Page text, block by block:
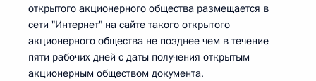
открытого акционерного общества размещается в
сети "Интернет" на сайте такого открытого
акционерного общества не позднее чем в течение
пяти рабочих дней с даты получения открытым
акционерным обществом документа,